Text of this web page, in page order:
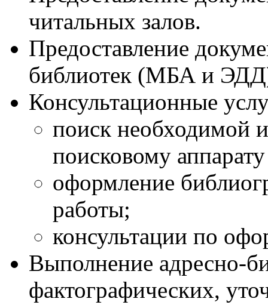
читальных залов.
Предоставление
библиотек (МБА и
Консультационные
поиск необходимой
поисковому
оформление
работы;
консультации по
Выполнение адресно-
фактографических,